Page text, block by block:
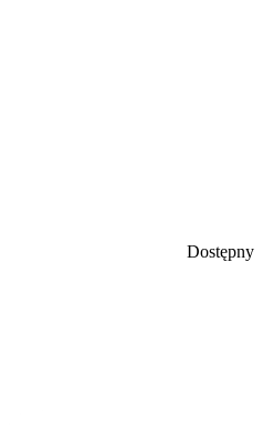
Dostępny